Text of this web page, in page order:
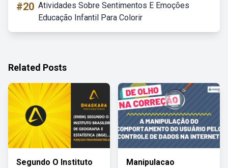
#20 Atividades Sobre Sentimentos E Emoções
Educação Infantil Para Colorir
Related Posts
Segundo O Instituto
Manipulacao